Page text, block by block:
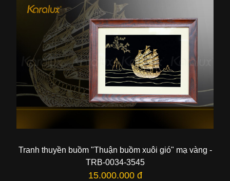
Tranh thuyền buồm "Thuận buồm xuôi gió" mạ vàng -
TRB-0034-3545
15.000.000 đ